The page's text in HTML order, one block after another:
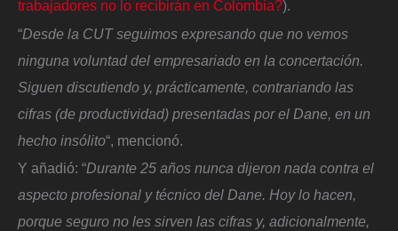
trabajadores no lo recibirán en Colombia?).
“Desde la CUT seguimos expresando que no vemos
ninguna voluntad del empresariado en la concertación.
Siguen discutiendo y, prácticamente, contrariando las
cifras (de productividad) presentadas por el Dane, en un
hecho insólito“, mencionó.
Y añadió: “Durante 25 años nunca dijeron nada contra el
aspecto profesional y técnico del Dane. Hoy lo hacen,
porque seguro no les sirven las cifras y, adicionalmente,